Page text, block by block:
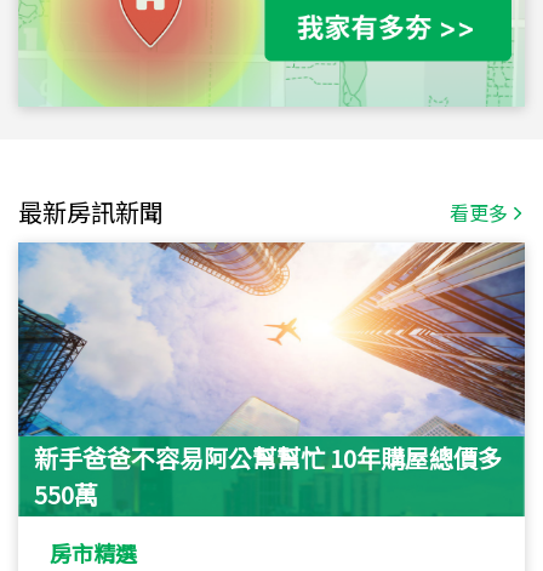
最新房訊新聞 看更多
新手爸爸不容易阿公幫幫忙 10年購屋總價多
550萬
房市精選